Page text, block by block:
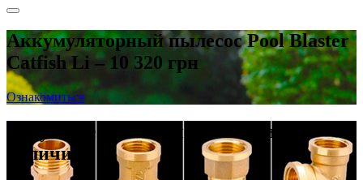
Аккумуляторный пылесос Pool Blaster
Catfish Li – 10 320 грн
Ознакомиться
Латунные резьбовые фитинги в
наличии